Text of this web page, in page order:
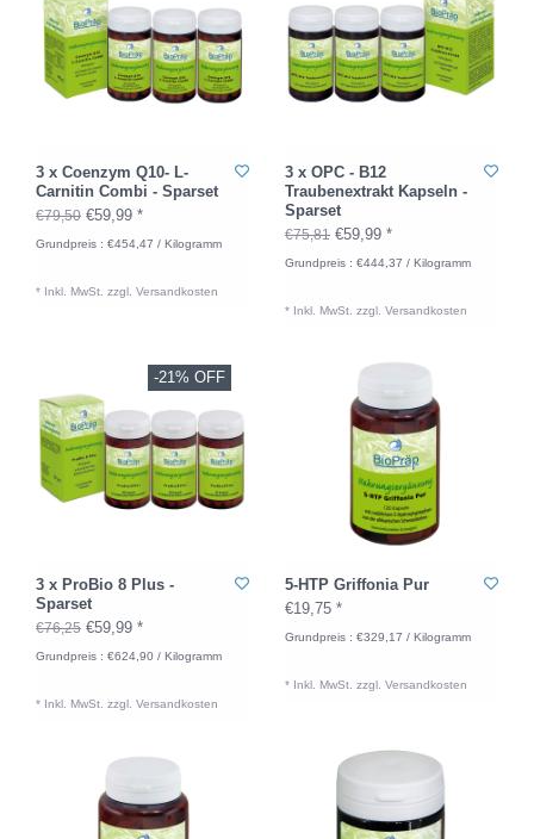
3 x Coenzym Q10- L-
Carnitin Combi - Sparset
€79,50 €59,99 *
Grundpreis : €454,47 / Kilogramm
* Inkl. MwSt. zzgl. Versandkosten
3 x OPC - B12
Traubenextrakt Kapseln -
Sparset
€75,81 €59,99 *
Grundpreis : €444,37 / Kilogramm
* Inkl. MwSt. zzgl. Versandkosten
-21% OFF
3 x ProBio 8 Plus -
Sparset
€76,25 €59,99 *
Grundpreis : €624,90 / Kilogramm
* Inkl. MwSt. zzgl. Versandkosten
5-HTP Griffonia Pur
€19,75 *
Grundpreis : €329,17 / Kilogramm
* Inkl. MwSt. zzgl. Versandkosten